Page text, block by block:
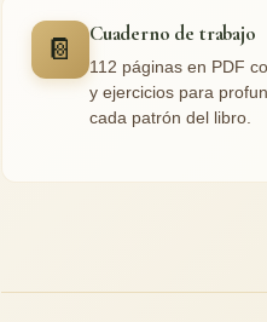
📔 Cuaderno de trabajo
112 páginas en PDF
y ejercicios para
cada patrón del libro.